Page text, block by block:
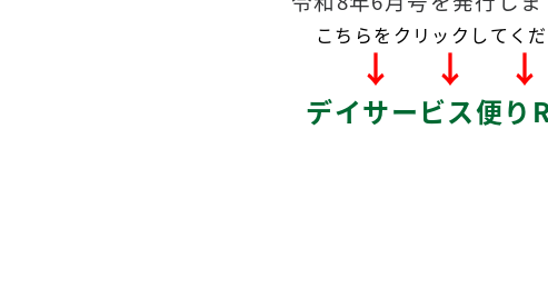
こちらをクリックしてく
↓ ↓ ↓
デイサービス便り